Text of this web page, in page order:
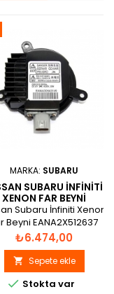
MARKA: SUBARU
SUBARU İNFINITI
XENON FAR BEYNI
EANA2X512637
Subaru İnfiniti Xenon
Beyni EANA2X512637
Fiyat
₺6.474,00
 Sepete ekle
 Stokta var